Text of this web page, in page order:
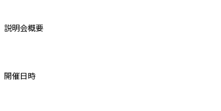
説明会概要
開催日時